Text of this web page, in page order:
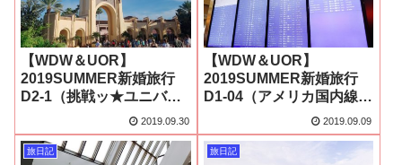
【WDW＆UOR】
2019SUMMER新婚旅行
D2-1（挑戦ッ★ユニバー
サル・オーランド！編）
2019.09.30
【WDW＆UOR】
2019SUMMER新婚旅行
D1-04（アメリカ国内線乗
り継ぎでドッキドキ編）
2019.09.09
旅日記 旅日記